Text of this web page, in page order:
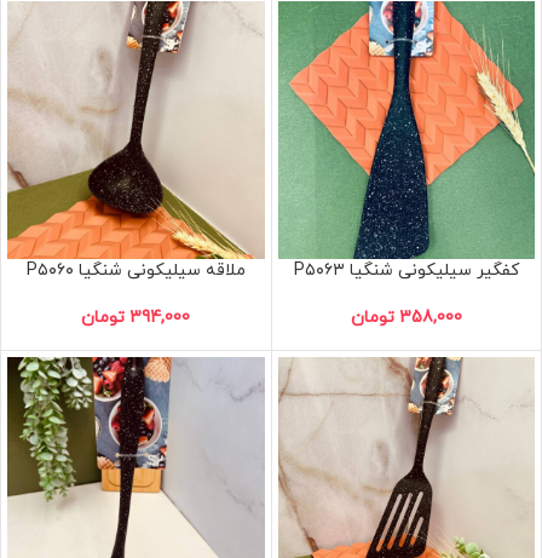
کفگیر سیلیکونی شنگیا P۵۰۶۳
358,000 تومان
ملاقه سیلیکونی شنگیا P۵۰۶۰
394,000 تومان